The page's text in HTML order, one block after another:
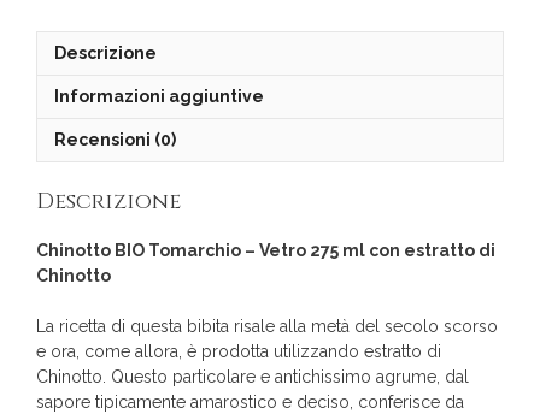
Descrizione
Informazioni aggiuntive
Recensioni (0)
Descrizione
Chinotto BIO Tomarchio – Vetro 275 ml con estratto di
Chinotto
La ricetta di questa bibita risale alla metà del secolo scorso
e ora, come allora, è prodotta utilizzando estratto di
Chinotto. Questo particolare e antichissimo agrume, dal
sapore tipicamente amarostico e deciso, conferisce da